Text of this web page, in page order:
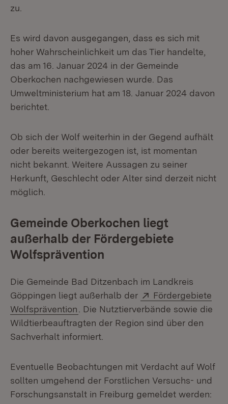
zu.
Es wird davon ausgegangen, dass es sich mit
hoher Wahrscheinlichkeit um das Tier handelte,
das am 16. Januar 2024 in der Gemeinde
Oberkochen nachgewiesen wurde. Das
Umweltministerium hat am 18. Januar 2024 davon
berichtet.
Ob sich der Wolf weiterhin in der Gegend aufhält
oder bereits weitergezogen ist, ist momentan
nicht bekannt. Weitere Aussagen zu seiner
Herkunft, Geschlecht oder Alter sind derzeit nicht
möglich.
Gemeinde Oberkochen liegt
außerhalb der Fördergebiete
Wolfsprävention
Die Gemeinde Bad Ditzenbach im Landkreis
Göppingen liegt außerhalb der
Extern:
Fördergebiete
Wolfsprävention (Öffnet in neuem Fenster)
. Die Nutztierverbände sowie die
Wildtierbeauftragten der Region sind über den
Sachverhalt informiert.
Eventuelle Beobachtungen mit Verdacht auf Wolf
sollten umgehend der Forstlichen Versuchs- und
Forschungsanstalt in Freiburg gemeldet werden: